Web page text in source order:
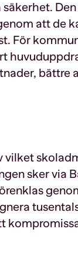
att de
För
bättre
vilket
sker via